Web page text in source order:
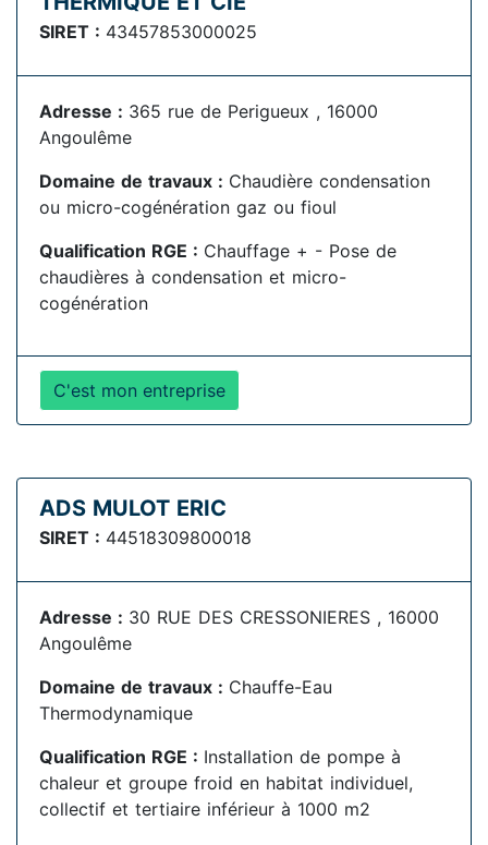
SIRET : 43457853000025
Adresse : 365 rue de Perigueux , 16000
Angoulême
Domaine de travaux : Chaudière condensation
ou micro-cogénération gaz ou fioul
Qualification RGE : Chauffage + - Pose de
chaudières à condensation et micro-
cogénération
C'est mon entreprise
ADS MULOT ERIC
SIRET : 44518309800018
Adresse : 30 RUE DES CRESSONIERES , 16000
Angoulême
Domaine de travaux : Chauffe-Eau
Thermodynamique
Qualification RGE : Installation de pompe à
chaleur et groupe froid en habitat individuel,
collectif et tertiaire inférieur à 1000 m2